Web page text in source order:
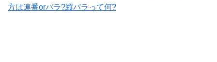
方は連番orバラ?縦バラって何?